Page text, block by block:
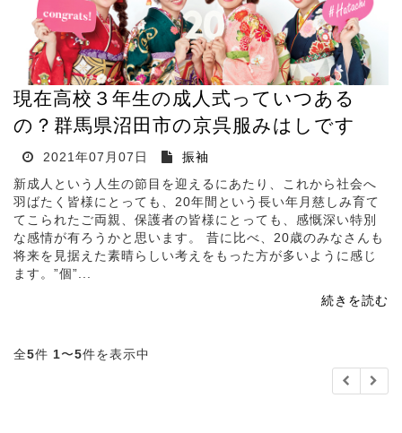
現在高校３年生の成人式っていつある
の？群馬県沼田市の京呉服みはしです
2021年07月07日
振袖
新成人という人生の節目を迎えるにあたり、これから社会へ
羽ばたく皆様にとっても、20年間という長い年月慈しみ育て
てこられたご両親、保護者の皆様にとっても、感慨深い特別
な感情が有ろうかと思います。 昔に比べ、20歳のみなさんも
将来を見据えた素晴らしい考えをもった方が多いように感じ
ます。”個”...
続きを読む
全5件 1〜5件を表示中